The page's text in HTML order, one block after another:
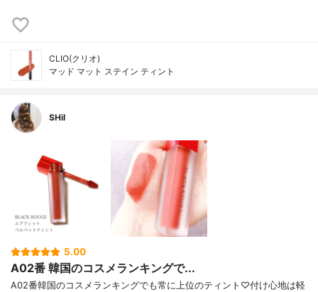
CLIO(クリオ)
マッド マット ステイン ティント
SHiI
5.00
A02番 韓国のコスメランキングで...
A02番韓国のコスメランキングでも常に上位のティント♡付け心地は軽